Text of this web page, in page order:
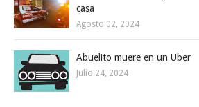
casa
Agosto 02, 2024
Abuelito muere en un Uber
Julio 24, 2024